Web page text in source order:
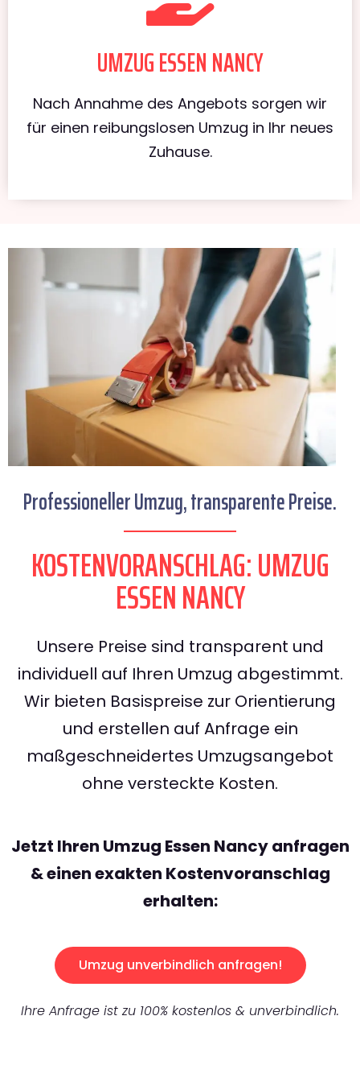
UMZUG ESSEN NANCY
Nach Annahme des Angebots sorgen wir
für einen reibungslosen Umzug in Ihr neues
Zuhause.
Professioneller Umzug, transparente Preise.
KOSTENVORANSCHLAG: UMZUG
ESSEN NANCY
Unsere Preise sind transparent und
individuell auf Ihren Umzug abgestimmt.
Wir bieten Basispreise zur Orientierung
und erstellen auf Anfrage ein
maßgeschneidertes Umzugsangebot
ohne versteckte Kosten.
Jetzt Ihren Umzug Essen Nancy anfragen
& einen exakten Kostenvoranschlag
erhalten:
Umzug unverbindlich anfragen!
Ihre Anfrage ist zu 100% kostenlos & unverbindlich.